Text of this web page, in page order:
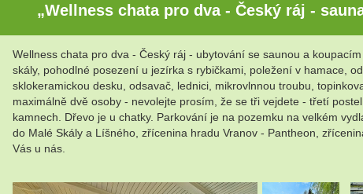
„Wellness chata pro dva - Český ráj -
Wellness chata pro dva - Český ráj - ubytování se saunou a
skály, pohodlné posezení u jezírka s rybičkami, poležení v hamace,
sklokeramickou desku, odsavač, lednici, mikrovlnnou troubu,
maximálně dvě osoby - nevolejte prosím, že se tři vejdete - třetí
kamnech. Dřevo je u chatky. Parkování je na pozemku na velkém
do Malé Skály a Líšného, zřícenina hradu Vranov - Pantheon,
Vás u nás.